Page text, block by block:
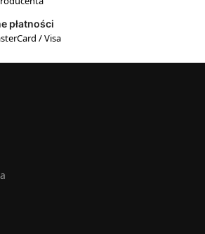
płatności
/ Visa